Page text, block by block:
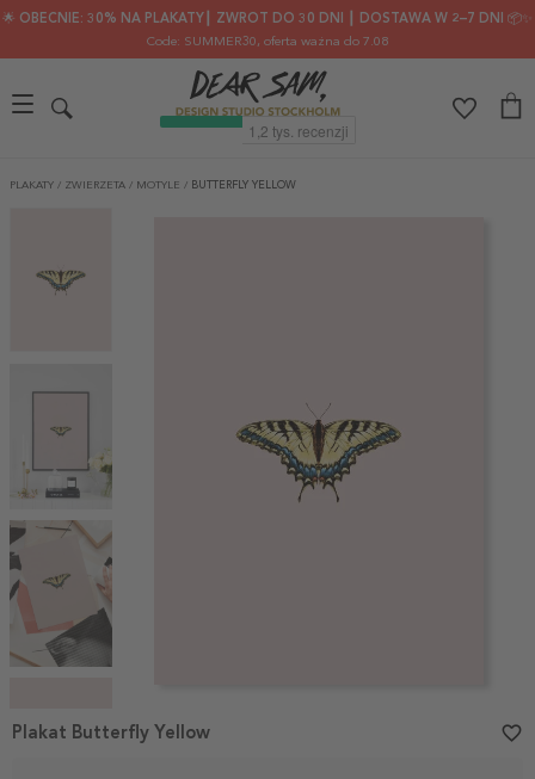
🌟 OBECNIE: 30% NA PLAKATY┃ ZWROT DO 30 DNI ┃ DOSTAWA W 2–7 DNI 📦✨
Code: SUMMER30, oferta ważna do 7.08
PLAKATY / ZWIERZETA / MOTYLE / BUTTERFLY YELLOW
1
Plakat Butterfly Yellow favorite_border